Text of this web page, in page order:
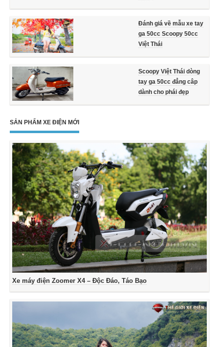
Đánh giá về mẫu xe tay
ga 50cc Scoopy 50cc
Việt Thái
Scoopy Việt Thái dòng
tay ga 50cc đẳng câp
dành cho phái đẹp
SẢN PHẨM XE ĐIỆN MỚI
Xe máy điện Zoomer X4 – Độc Đáo, Táo Bạo